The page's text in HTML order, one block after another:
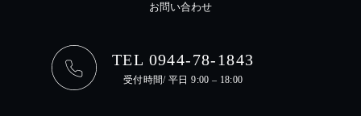
お問い合わせ
TEL 0944-78-1843
受付時間/ 平日 9:00 – 18:00